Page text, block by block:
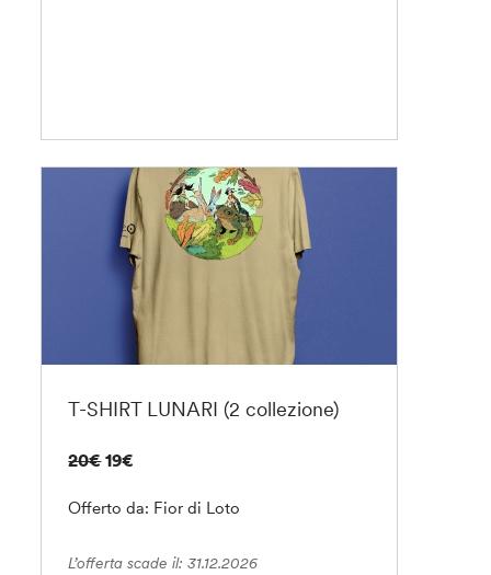
T-SHIRT LUNARI (2 collezione)
20€ 19€
Offerto da: Fior di Loto
L’offerta scade il: 31.12.2026